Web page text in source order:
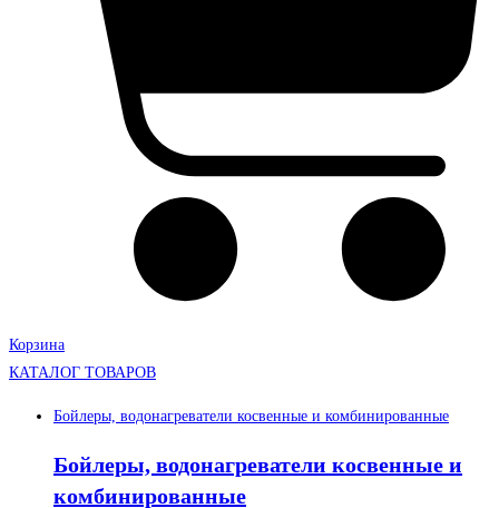
Корзина
КАТАЛОГ ТОВАРОВ
Бойлеры, водонагреватели косвенные и комбинированные
Бойлеры, водонагреватели косвенные и
комбинированные